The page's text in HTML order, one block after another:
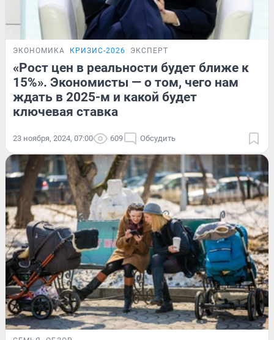
ЭКОНОМИКА КРИЗИС-2026 ЭКСПЕРТ
«Рост цен в реальности будет ближе к
15%». Экономисты — о том, чего нам
ждать в 2025-м и какой будет
ключевая ставка
23 ноября, 2024, 07:00 609 Обсудить